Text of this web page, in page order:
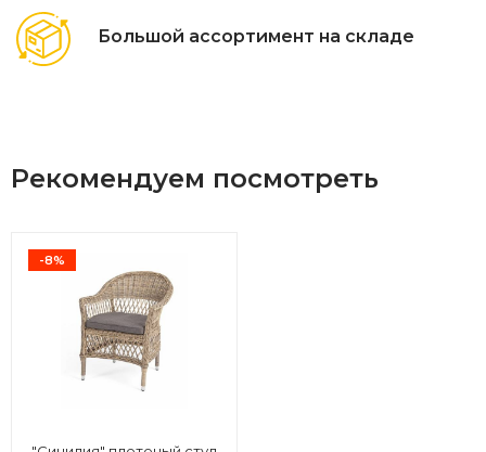
Большой ассортимент на складе
Рекомендуем посмотреть
-8%